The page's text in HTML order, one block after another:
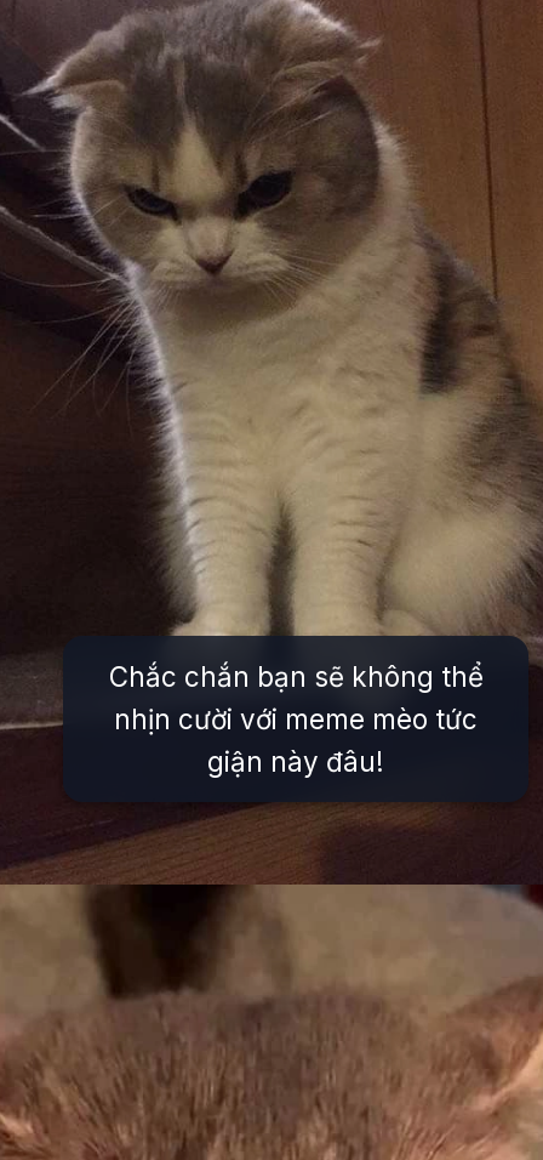
Chắc chắn bạn sẽ không thể
nhịn cười với meme mèo tức
giận này đâu!